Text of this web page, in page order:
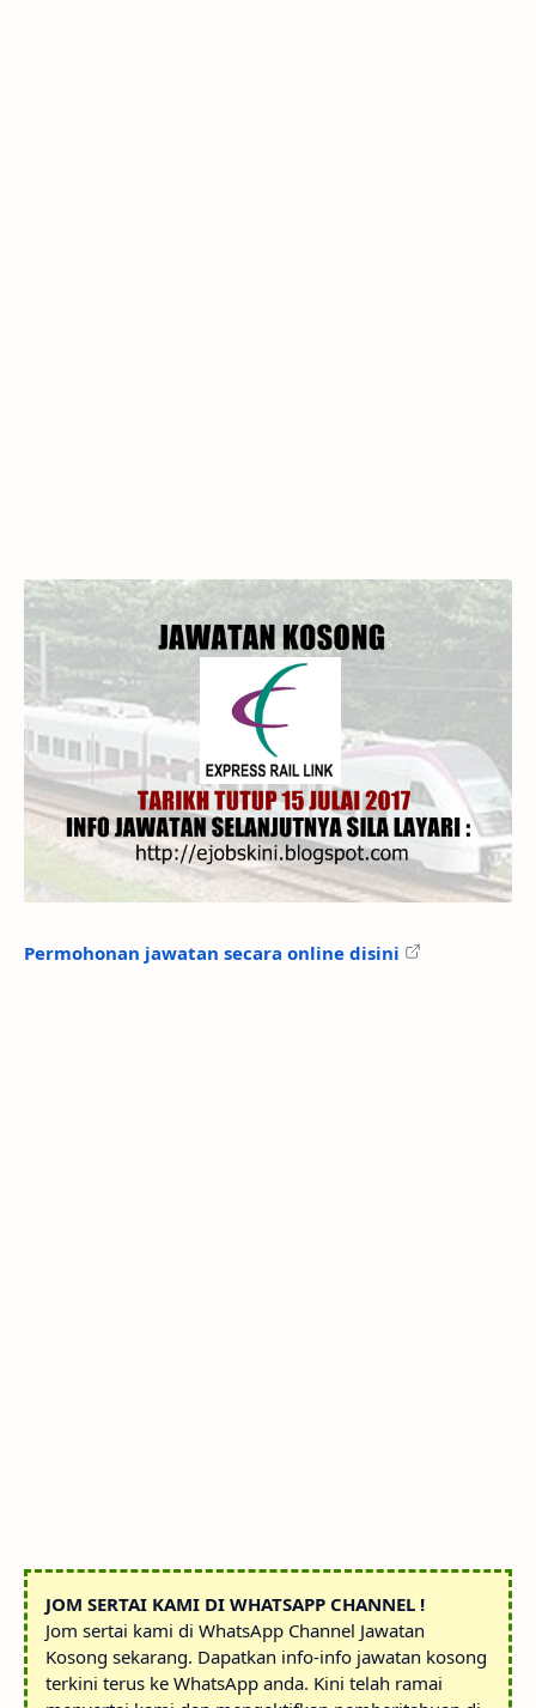
Permohonan jawatan secara online disini
JOM SERTAI KAMI DI WHATSAPP CHANNEL !
Jom sertai kami di WhatsApp Channel Jawatan
Kosong sekarang. Dapatkan info-info jawatan kosong
terkini terus ke WhatsApp anda. Kini telah ramai